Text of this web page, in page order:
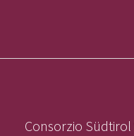
Consorzio Südtirol